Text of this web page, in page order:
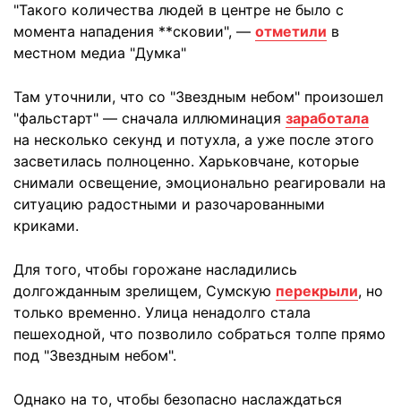
"Такого количества людей в центре не было с
момента нападения **сковии", — отметили в
местном медиа "Думка"
Там уточнили, что со "Звездным небом" произошел
"фальстарт" — сначала иллюминация заработала
на несколько секунд и потухла, а уже после этого
засветилась полноценно. Харьковчане, которые
снимали освещение, эмоционально реагировали на
ситуацию радостными и разочарованными
криками.
Для того, чтобы горожане насладились
долгожданным зрелищем, Сумскую перекрыли, но
только временно. Улица ненадолго стала
пешеходной, что позволило собраться толпе прямо
под "Звездным небом".
Однако на то, чтобы безопасно наслаждаться